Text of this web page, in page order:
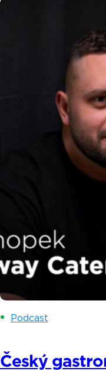
Vala, pro kterého
Podcast
Český